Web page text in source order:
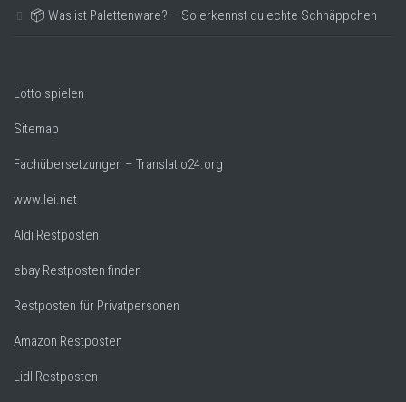
📦 Was ist Palettenware? – So erkennst du echte Schnäppchen
Lotto spielen
Sitemap
Fachübersetzungen – Translatio24.org
www.lei.net
Aldi Restposten
ebay Restposten finden
Restposten für Privatpersonen
Amazon Restposten
Lidl Restposten